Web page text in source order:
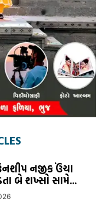
નજીક ઉંચા
બે શખ્સો સામે...